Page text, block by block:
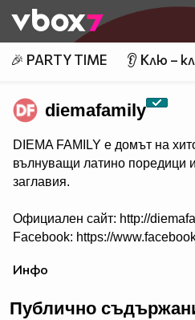
👾
🎉 PARTY TIME 👂 Клю –
diemafamily
DIEMA FAMILY e домът на
вълнуващи латино поредици
заглавия.
Официален сайт: http://
Facebook: https://
Инфо
Публично